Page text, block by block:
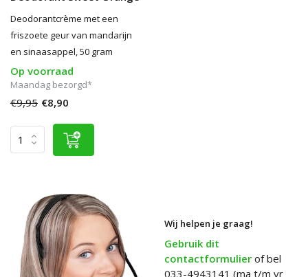
Deodorantcrème met een
friszoete geur van mandarijn
en sinaasappel, 50 gram
Op voorraad
Maandag bezorgd*
€9,95 €8,90
Wij helpen je graag!
Gebruik dit
contactformulier of bel
033-4943141 (ma t/m vr